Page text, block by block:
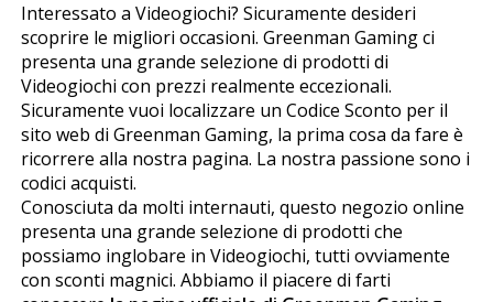
Interessato a Videogiochi? Sicuramente desideri
scoprire le migliori occasioni. Greenman Gaming ci
presenta una grande selezione di prodotti di
Videogiochi con prezzi realmente eccezionali.
Sicuramente vuoi localizzare un Codice Sconto per il
sito web di Greenman Gaming, la prima cosa da fare è
ricorrere alla nostra pagina. La nostra passione sono i
codici acquisti.
Conosciuta da molti internauti, questo negozio online
presenta una grande selezione di prodotti che
possiamo inglobare in Videogiochi, tutti ovviamente
con sconti magnifici. Abbiamo il piacere di farti